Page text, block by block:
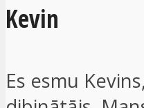
Kevin
Es esmu